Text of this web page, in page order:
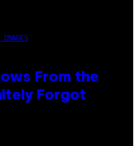
From the
Forgot